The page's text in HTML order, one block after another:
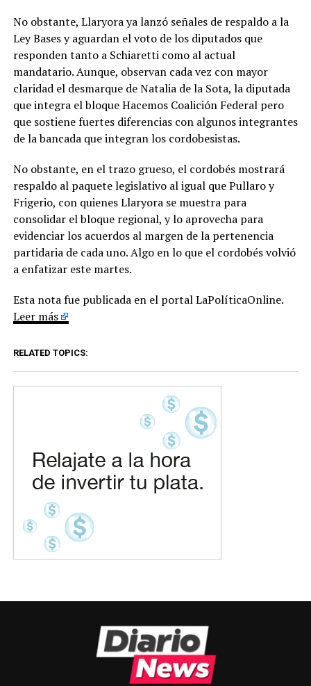
No obstante, Llaryora ya lanzó señales de respaldo a la
Ley Bases y aguardan el voto de los diputados que
responden tanto a Schiaretti como al actual
mandatario. Aunque, observan cada vez con mayor
claridad el desmarque de Natalia de la Sota, la diputada
que integra el bloque Hacemos Coalición Federal pero
que sostiene fuertes diferencias con algunos integrantes
de la bancada que integran los cordobesistas.
No obstante, en el trazo grueso, el cordobés mostrará
respaldo al paquete legislativo al igual que Pullaro y
Frigerio, con quienes Llaryora se muestra para
consolidar el bloque regional, y lo aprovecha para
evidenciar los acuerdos al margen de la pertenencia
partidaria de cada uno. Algo en lo que el cordobés volvió
a enfatizar este martes.
Esta nota fue publicada en el portal LaPolíticaOnline.
Leer más
RELATED TOPICS: